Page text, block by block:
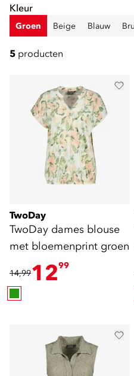
Kleur
Groen Beige Blauw
5 producten
TwoDay
TwoDay dames blouse
met bloemenprint groen
14,991299